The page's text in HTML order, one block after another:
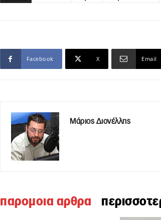
Facebook X Email
Μάριος Διονέλλης
παρομοια αρθρα